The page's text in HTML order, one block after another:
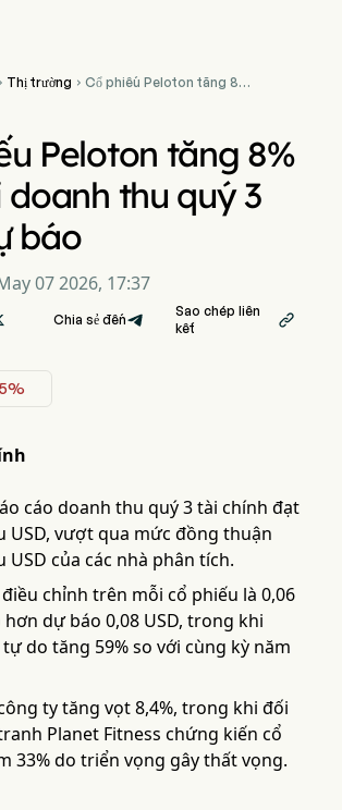
 Thị trường  Cổ phiếu Peloton tăng 8%
Peloton tăng 8%
doanh thu quý 3
báo
07 2026, 17:37
Chia sẻ đến
Sao chép liên
kết

cáo doanh thu quý 3 tài chính đạt
USD, vượt qua mức đồng thuận
USD của các nhà phân tích.
chỉnh trên mỗi cổ phiếu là 0,06
hơn dự báo 0,08 USD, trong khi
do tăng 59% so với cùng kỳ năm
ty tăng vọt 8,4%, trong khi đối
Planet Fitness chứng kiến cổ
33% do triển vọng gây thất vọng.